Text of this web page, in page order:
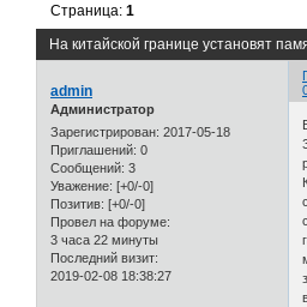
На китайской границе установят
Страница:1
admin
Администратор
Зарегистрирован: 2017-05-18
Приглашений: 0
Сообщений: 3
Уважение: [+0/-0]
Позитив: [+0/-0]
Провел на форуме:
3 часа 22 минуты
Последний визит:
2019-02-08 18:38:27